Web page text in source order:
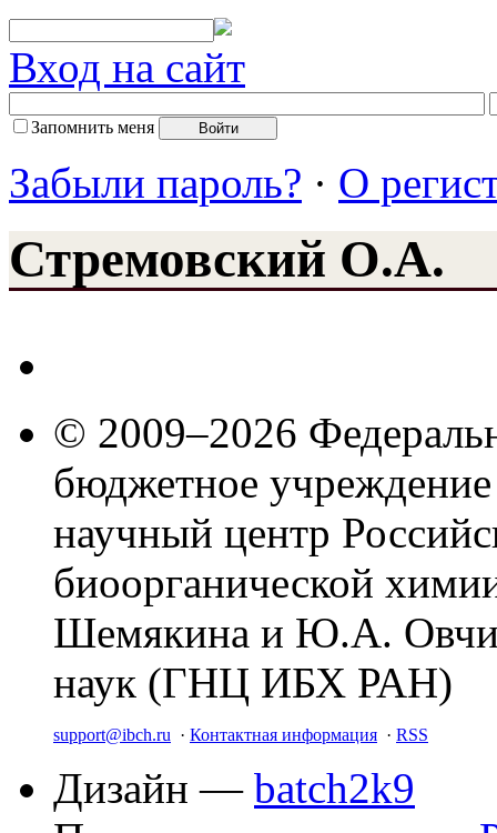
Вход на сайт
Запомнить меня
Забыли пароль? · О
Стремовский О.А.
© 2009–2026
бюджетное
научный центр
биоорганической
Шемякина и Ю.А.
наук (ГНЦ ИБХ РАН)
support@ibch.ru · Контактная информация · RSS
Дизайн — batch2k9